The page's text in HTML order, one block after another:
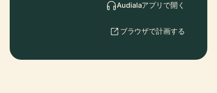
Audialaアプリで開く
ブラウザで計画する